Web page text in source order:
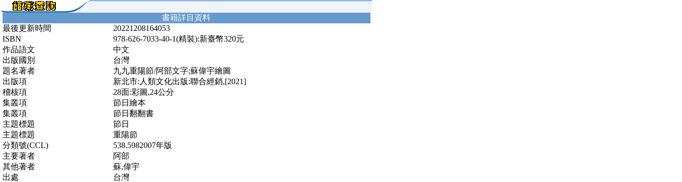
書籍詳目資料
最後更新時間
20221208164053
ISBN
978-626-7033-40-1(精裝):新臺幣320元
作品語文
中文
出版國別
台灣
題名著者
九九重陽節/阿部文字;蘇偉宇繪圖
出版項
新北市:人類文化出版:聯合經銷,[2021]
稽核項
28面:彩圖,24公分
集叢項
節日繪本
集叢項
節日翻翻書
主題標題
節日
主題標題
重陽節
分類號(CCL)
538.5982007年版
主要著者
阿部
其他著者
蘇,偉宇
出處
台灣